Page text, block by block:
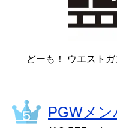
どーも！ ウエスト
PGWメ